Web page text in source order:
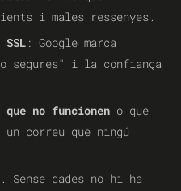
i males ressenyes.
: Google marca
segures" i la confiança
no funcionen o que
correu que ningú
. Sense dades no hi ha